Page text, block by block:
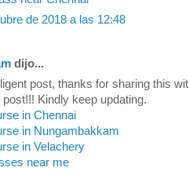
de 2018 a las 12:48
dijo...
post, thanks for sharing this
post!!! Kindly keep updating.
in Chennai
in Nungambakkam
in Velachery
near me